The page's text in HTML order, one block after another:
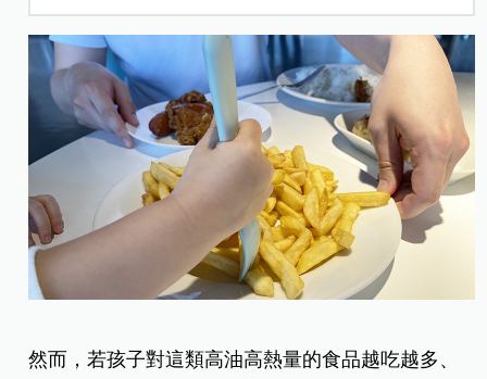
然而，若孩子對這類高油高熱量的食品越吃越多、